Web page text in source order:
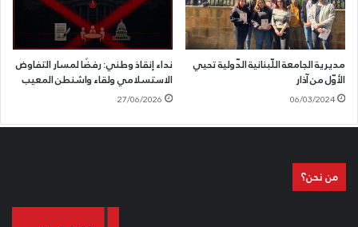
مديرية الجامعة اللّبنانية الدّولية تحيي
الأوّل من آذار
06/03/2024
نداء إنقاذ وطني: رفضًا لمسار التفاوض
الاستسلامي ولقاء واشنطن المعيب
27/06/2026
من نحن؟